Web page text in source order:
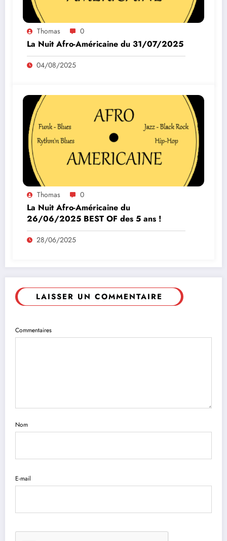
Thomas 0
La Nuit Afro-Américaine du 31/07/2025
04/08/2025
Thomas 0
La Nuit Afro-Américaine du
26/06/2025 BEST OF des 5 ans !
28/06/2025
LAISSER UN COMMENTAIRE
Commentaires
Nom
E-mail